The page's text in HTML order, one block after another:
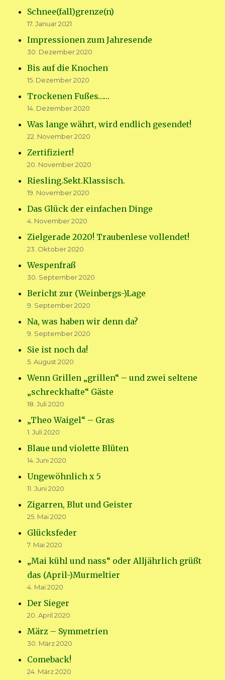
Schnee(fall)grenze(n)
17. Januar 2021
Impressionen zum Jahresende
30. Dezember 2020
Bis auf die Knochen
15. Dezember 2020
Trockenen Fußes……
14. Dezember 2020
Was lange währt, wird endlich gesendet!
22. November 2020
Zertifiziert!
20. November 2020
Riesling.Sekt.Klassisch.
19. November 2020
Das Glück der einfachen Dinge
4. November 2020
Zielgerade 2020! Traubenlese vollendet!
23. Oktober 2020
Wespenfraß
30. September 2020
Bericht zur (Weinbergs-)Lage
9. September 2020
Na, was haben wir denn da?
9. September 2020
Sie ist noch da!
5. August 2020
Wenn Grillen „grillen“ – und zwei seltene
„schreckhafte“ Gäste
18. Juli 2020
„Theo Waigel“ – Gras
1. Juli 2020
Blaue und violette Blüten
14. Juni 2020
Ungewöhnlich x 5
11. Juni 2020
Zigarren, Blut und Geister
25. Mai 2020
Glücksfeder
7. Mai 2020
„Mai kühl und nass“ oder Alljährlich grüßt
das (April-)Murmeltier
4. Mai 2020
Der Sieger
20. April 2020
März – Symmetrien
30. März 2020
Comeback!
24. März 2020